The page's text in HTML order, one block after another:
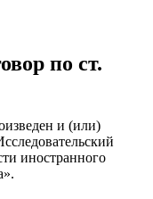
по ст.
и (или)
иностранного